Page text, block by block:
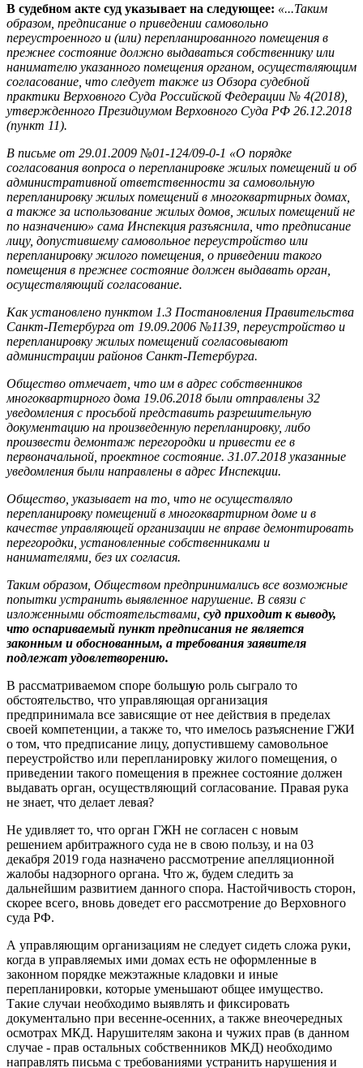
В судебном акте суд указывает на следующее: «...Таким
образом, предписание о приведении самовольно
переустроенного и (или) перепланированного помещения в
прежнее состояние должно выдаваться собственнику или
нанимателю указанного помещения органом, осуществляющим
согласование, что следует также из Обзора судебной
практики Верховного Суда Российской Федерации № 4(2018),
утвержденного Президиумом Верховного Суда РФ 26.12.2018
(пункт 11).
В письме от 29.01.2009 №01-124/09-0-1 «О порядке
согласования вопроса о перепланировке жилых помещений и об
административной ответственности за самовольную
перепланировку жилых помещений в многоквартирных домах,
а также за использование жилых домов, жилых помещений не
по назначению» сама Инспекция разъяснила, что предписание
лицу, допустившему самовольное переустройство или
перепланировку жилого помещения, о приведении такого
помещения в прежнее состояние должен выдавать орган,
осуществляющий согласование.
Как установлено пунктом 1.3 Постановления Правительства
Санкт-Петербурга от 19.09.2006 №1139, переустройство и
перепланировку жилых помещений согласовывают
администрации районов Санкт-Петербурга.
Общество отмечает, что им в адрес собственников
многоквартирного дома 19.06.2018 были отправлены 32
уведомления с просьбой представить разрешительную
документацию на произведенную перепланировку, либо
произвести демонтаж перегородки и привести ее в
первоначальной, проектное состояние. 31.07.2018 указанные
уведомления были направлены в адрес Инспекции.
Общество, указывает на то, что не осуществляло
перепланировку помещений в многоквартирном доме и в
качестве управляющей организации не вправе демонтировать
перегородки, установленные собственниками и
нанимателями, без их согласия.
Таким образом, Обществом предпринимались все возможные
попытки устранить выявленное нарушение. В связи с
изложенными обстоятельствами, суд приходит к выводу,
что оспариваемый пункт предписания не является
законным и обоснованным, а требования заявителя
подлежат удовлетворению.
В рассматриваемом споре большую роль сыграло то
обстоятельство, что управляющая организация
предпринимала все зависящие от нее действия в пределах
своей компетенции, а также то, что имелось разъяснение ГЖИ
о том, что предписание лицу, допустившему самовольное
переустройство или перепланировку жилого помещения, о
приведении такого помещения в прежнее состояние должен
выдавать орган, осуществляющий согласование. Правая рука
не знает, что делает левая?
Не удивляет то, что орган ГЖН не согласен с новым
решением арбитражного суда не в свою пользу, и на 03
декабря 2019 года назначено рассмотрение апелляционной
жалобы надзорного органа. Что ж, будем следить за
дальнейшим развитием данного спора. Настойчивость сторон,
скорее всего, вновь доведет его рассмотрение до Верховного
суда РФ.
А управляющим организациям не следует сидеть сложа руки,
когда в управляемых ими домах есть не оформленные в
законном порядке межэтажные кладовки и иные
перепланировки, которые уменьшают общее имущество.
Такие случаи необходимо выявлять и фиксировать
документально при весенне-осенних, а также внеочередных
осмотрах МКД. Нарушителям закона и чужих прав (в данном
случае - прав остальных собственников МКД) необходимо
направлять письма с требованиями устранить нарушения и